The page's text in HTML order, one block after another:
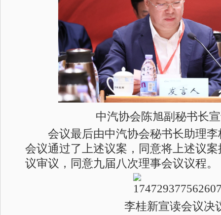
中汽协会陈旭副秘书长
会议最后由中汽协会秘书长助理李
会议通过了上述议案，同意将上述议
议审议，同意九届八次理事会议议程。
李桂新宣读会议决